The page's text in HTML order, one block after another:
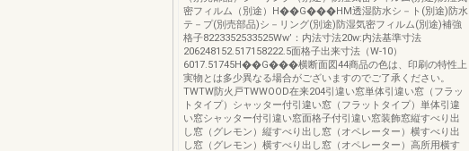
密フィルム（別途）H��G���HM透湿防水シ－ト(別途)防水
テ－プ(別売部品)シ－リング(別途)防湿気密フィルム(別途)補強
格子8223352533525Ww’：内法寸法20w:内法基準寸法
206248152.517158222.5面格子出来寸法（W-10）
6017.51745H��G���横断面図44商品の色は、印刷の特性上
実物とは多少異なる場合がございますのでご了承ください。
TWTW防火戸TWWOOD在来204引違い窓単体引違い窓（フラッ
トタイプ）シャッター付引違い窓（フラットタイプ）単体引違
い窓シャッター付引違い窓面格子付引違い窓装飾窓縦すべり出
し窓（グレモン）縦すべり出し窓（オペレーター）横すべり出
し窓（グレモン）横すべり出し窓（オペレーター）高所用横す